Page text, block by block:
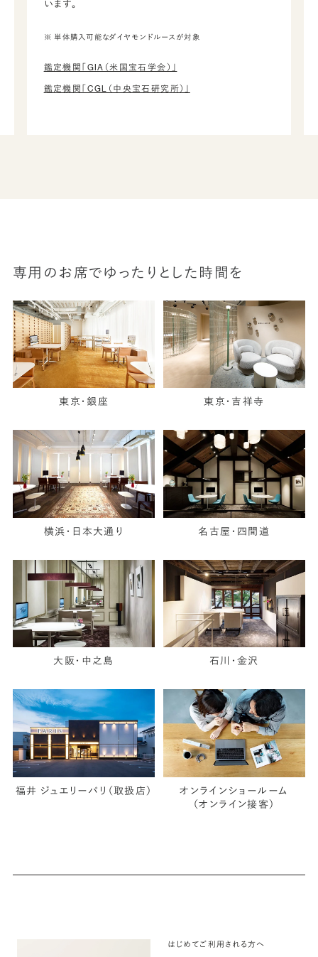
います。
※ 単体購入可能なダイヤモンドルースが対象
鑑定機関「GIA（米国宝石学会）」
鑑定機関「CGL（中央宝石研究所）」
専用のお席でゆったりとした時間を
東京・銀座 東京・吉祥寺
横浜・日本大通り 名古屋・四間道
大阪・中之島 石川・金沢
福井 ジュエリーパリ（取扱店）
オンラインショールーム
（オンライン接客）
はじめてご利用される方へ